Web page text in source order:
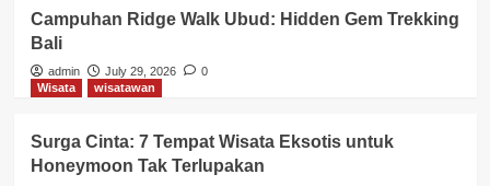
Campuhan Ridge Walk Ubud: Hidden Gem Trekking
Bali
admin July 29, 2026
0
Wisata
wisatawan
Surga Cinta: 7 Tempat Wisata Eksotis untuk
Honeymoon Tak Terlupakan